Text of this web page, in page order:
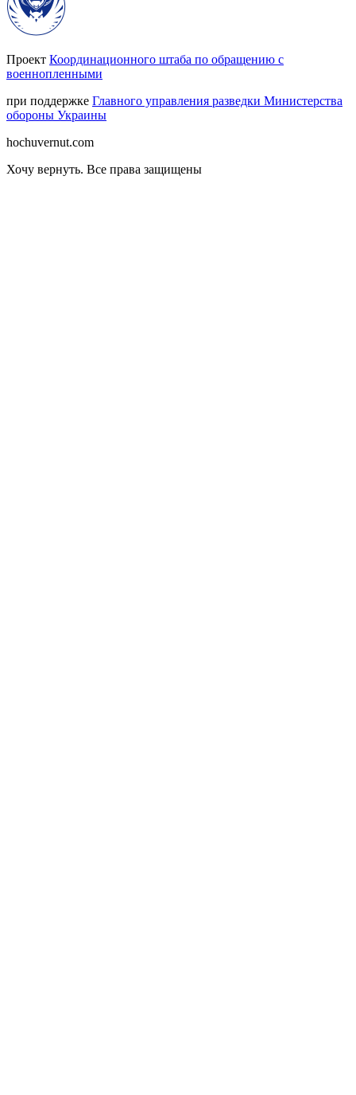
Проект Координационного штаба по обращению с
военнопленными
при поддержке Главного управления разведки Министерства
обороны Украины
hochuvernut.com
Хочу вернуть. Все права защищены